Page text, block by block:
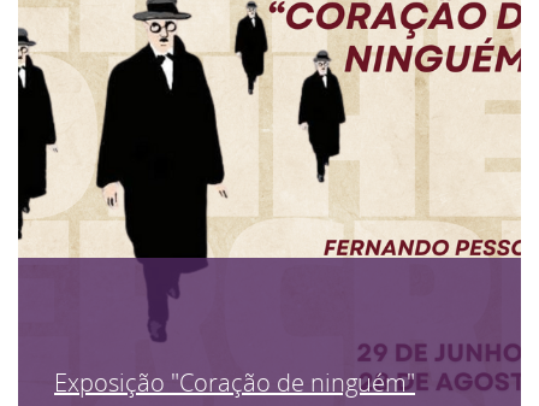
Exposição "Coração de ninguém"